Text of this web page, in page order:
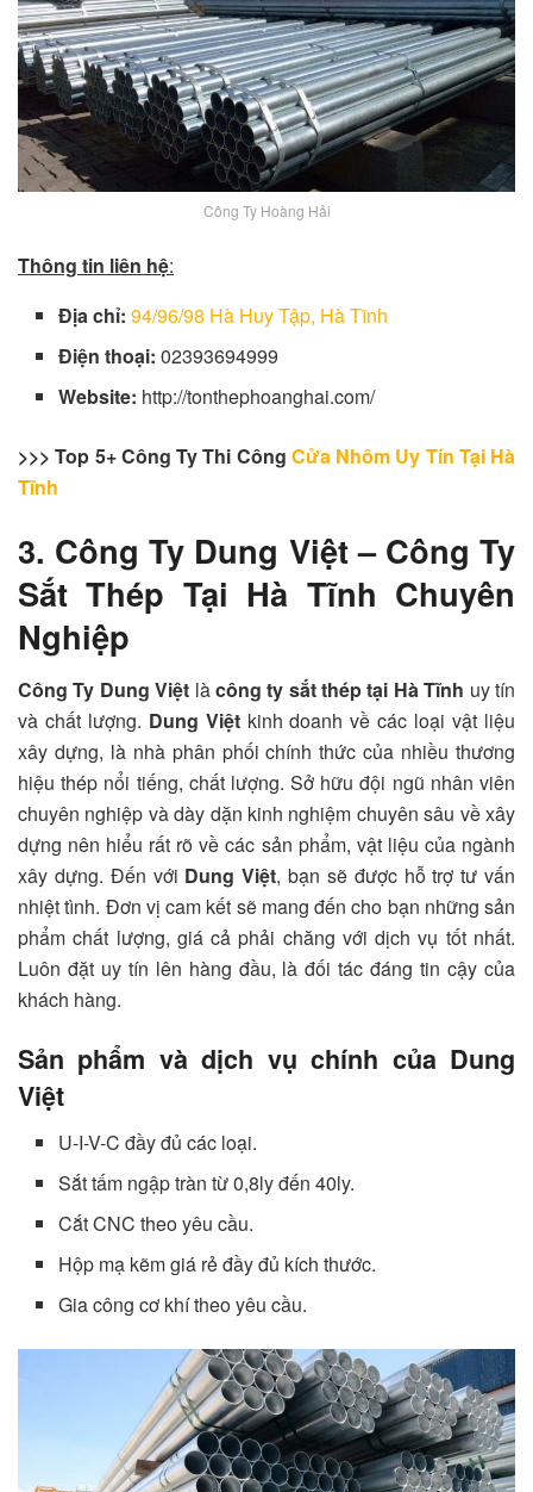
Công Ty Hoàng Hải
Thông tin liên hệ:
Địa chỉ:94/96/98 Hà Huy Tập, Hà Tĩnh
Điện thoại:02393694999
Website: http://tonthephoanghai.com/
>>> Top 5+ Công Ty Thi Công Cửa Nhôm Uy Tín Tại Hà
Tĩnh
3. Công Ty Dung Việt – Công Ty
Sắt Thép Tại Hà Tĩnh Chuyên
Nghiệp
Công Ty Dung Việt làcông ty sắt thép tại Hà Tĩnh uy tín
và chất lượng. Dung Việtkinh doanh về các loại vật liệu
xây dựng, là nhà phân phối chính thức của nhiều thương
hiệu thép nổi tiếng, chất lượng. Sở hữu đội ngũ nhân viên
chuyên nghiệp và dày dặn kinh nghiệm chuyên sâu về xây
dựng nên hiểu rất rõ về các sản phẩm, vật liệu của ngành
xây dựng. Đến với Dung Việt, bạn sẽ được hỗ trợ tư vấn
nhiệt tình. Đơn vị cam kết sẽ mang đến cho bạn những sản
phẩm chất lượng, giá cả phải chăng với dịch vụ tốt nhất.
Luôn đặt uy tín lên hàng đầu, là đối tác đáng tin cậy của
khách hàng.
Sản phẩm và dịch vụ chính của Dung
Việt
U-I-V-C đầy đủ các loại.
Sắt tấm ngập tràn từ 0,8ly đến 40ly.
Cắt CNC theo yêu cầu.
Hộp mạ kẽm giá rẻ đầy đủ kích thước.
Gia công cơ khí theo yêu cầu.